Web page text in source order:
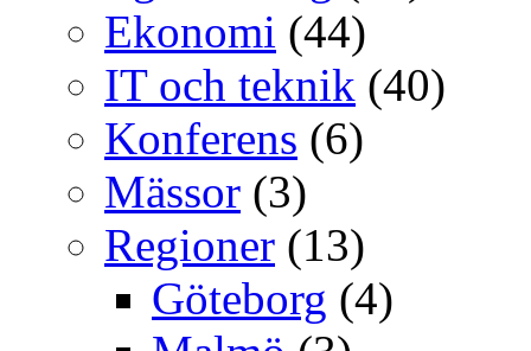
Ekonomi (44)
IT och teknik (40)
Konferens (6)
Mässor (3)
Regioner (13)
Göteborg (4)